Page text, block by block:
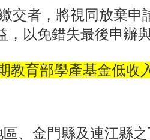
交者，將視同放棄申
，以免錯失最後申辦
教育部學產基金低收
、金門縣及連江縣